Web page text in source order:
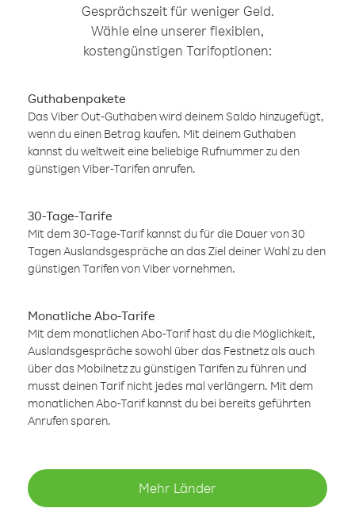
Gesprächszeit für weniger Geld.
Wähle eine unserer flexiblen,
kostengünstigen Tarifoptionen:
Guthabenpakete
Das Viber Out-Guthaben wird deinem Saldo hinzugefügt,
wenn du einen Betrag kaufen. Mit deinem Guthaben
kannst du weltweit eine beliebige Rufnummer zu den
günstigen Viber-Tarifen anrufen.
30-Tage-Tarife
Mit dem 30-Tage-Tarif kannst du für die Dauer von 30
Tagen Auslandsgespräche an das Ziel deiner Wahl zu den
günstigen Tarifen von Viber vornehmen.
Monatliche Abo-Tarife
Mit dem monatlichen Abo-Tarif hast du die Möglichkeit,
Auslandsgespräche sowohl über das Festnetz als auch
über das Mobilnetz zu günstigen Tarifen zu führen und
musst deinen Tarif nicht jedes mal verlängern. Mit dem
monatlichen Abo-Tarif kannst du bei bereits geführten
Anrufen sparen.
Mehr Länder